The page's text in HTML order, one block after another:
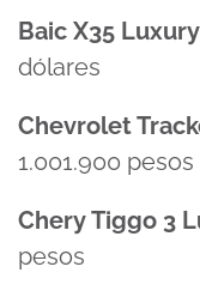
Baic X35 Luxury
dólares
Chevrolet
1.001.900 pesos
Chery Tiggo 3
pesos